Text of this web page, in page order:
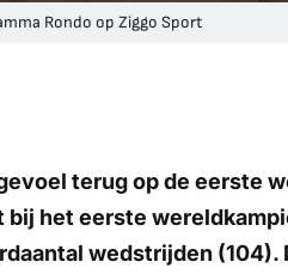
Rondo op Ziggo Sport
terug op de eerste
het eerste
wedstrijden (104).